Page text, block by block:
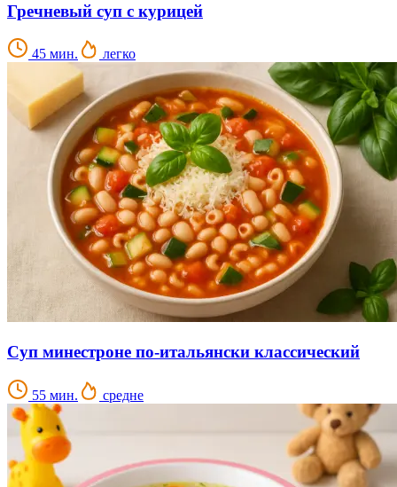
Гречневый суп с курицей
45 мин. легко
Суп минестроне по-итальянски классический
55 мин. средне